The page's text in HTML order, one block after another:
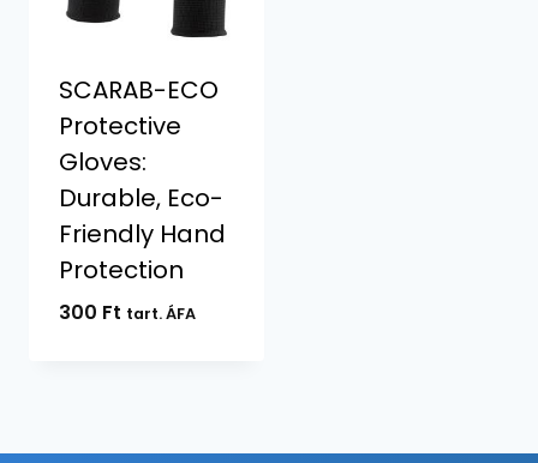
SCARAB-ECO
Protective
Gloves:
Durable, Eco-
Friendly Hand
Protection
300 Ft tart. ÁFA